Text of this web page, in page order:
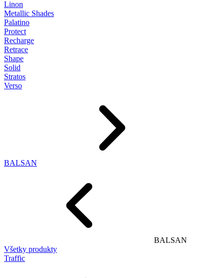
Linon
Metallic Shades
Palatino
Protect
Recharge
Retrace
Shape
Solid
Stratos
Verso
BALSAN
BALSAN
Všetky produkty
Traffic